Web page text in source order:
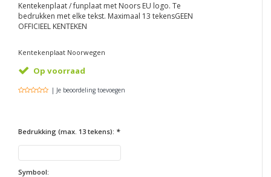
Kentekenplaat / funplaat met Noors EU logo. Te
bedrukken met elke tekst. Maximaal 13 tekensGEEN
OFFICIEEL KENTEKEN
Kentekenplaat Noorwegen
Op voorraad
| Je beoordeling toevoegen
Bedrukking (max. 13 tekens): *
Symbool: